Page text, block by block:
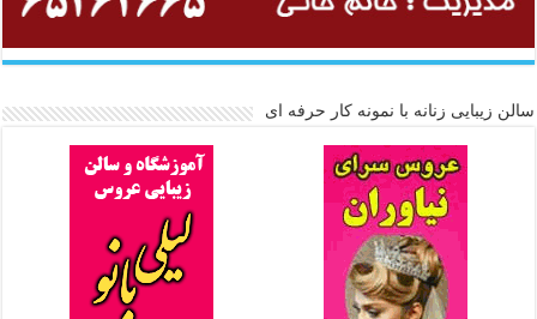
سالن زیبایی زنانه با نمونه کار حرفه ای